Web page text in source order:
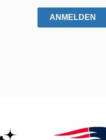
ANMELDEN